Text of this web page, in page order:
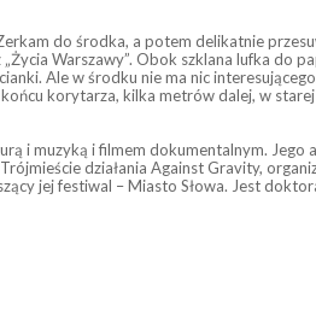
do środka, a potem delikatnie
Warszawy”. Obok szklana lufka do
Ale w środku nie ma nic
korytarza, kilka metrów dalej, w
i muzyką i filmem dokumentalnym.
działania Against Gravity,
jej festiwal – Miasto Słowa. Jest